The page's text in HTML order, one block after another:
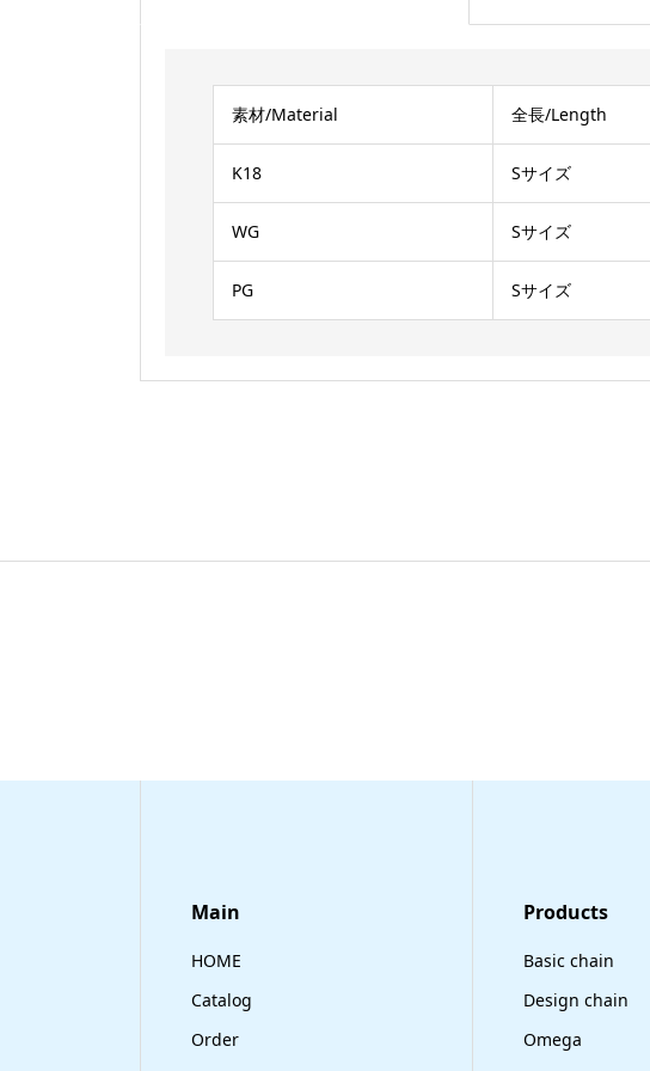
素材/Material 全長/Length
K18 Sサイズ
WG Sサイズ
PG Sサイズ
Main
HOME
Catalog
Order
​Products
Basic chain
Design chain
Omega